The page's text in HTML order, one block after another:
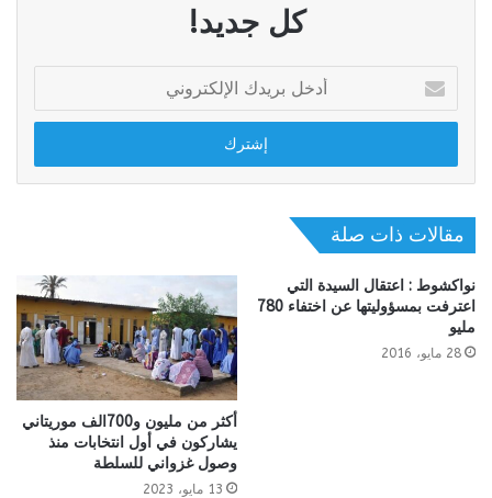
كل جديد!
بريدك
الإلكتروني
مقالات ذات صلة
نواكشوط : اعتقال السيدة التي
اعترفت بمسؤوليتها عن اختفاء 780
مليو
28 مايو، 2016
أكثر من مليون و700الف موريتاني
يشاركون في أول انتخابات منذ
وصول غزواني للسلطة
13 مايو، 2023